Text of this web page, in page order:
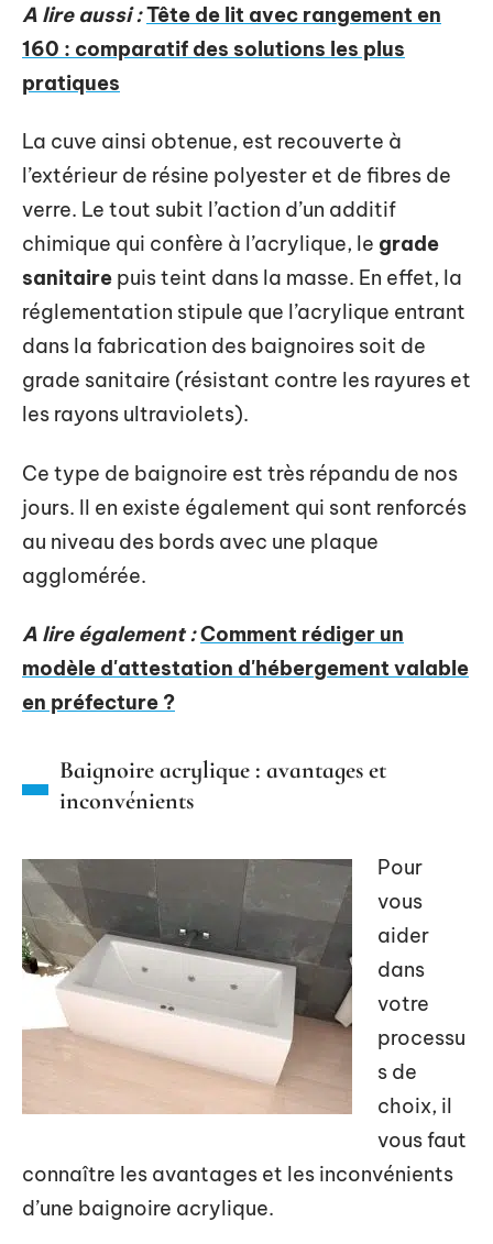
A lire aussi :Tête de lit avec rangement en
160 : comparatif des solutions les plus
pratiques
La cuve ainsi obtenue, est recouverte à
l’extérieur de résine polyester et de fibres de
verre. Le tout subit l’action d’un additif
chimique qui confère à l’acrylique, le grade
sanitaire puis teint dans la masse. En effet, la
réglementation stipule que l’acrylique entrant
dans la fabrication des baignoires soit de
grade sanitaire (résistant contre les rayures et
les rayons ultraviolets).
Ce type de baignoire est très répandu de nos
jours. Il en existe également qui sont renforcés
au niveau des bords avec une plaque
agglomérée.
A lire également :Comment rédiger un
modèle d'attestation d'hébergement valable
en préfecture ?
Baignoire acrylique : avantages et
inconvénients
Pour
vous
aider
dans
votre
processu
s de
choix, il
vous faut
connaître les avantages et les inconvénients
d’une baignoire acrylique.